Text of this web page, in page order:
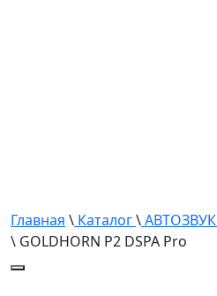
Главная \ Каталог\АВТОЗВУК
\ GOLDHORN P2 DSPA Pro